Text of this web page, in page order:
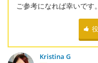
ご参考になれば幸いです。
Kristina G